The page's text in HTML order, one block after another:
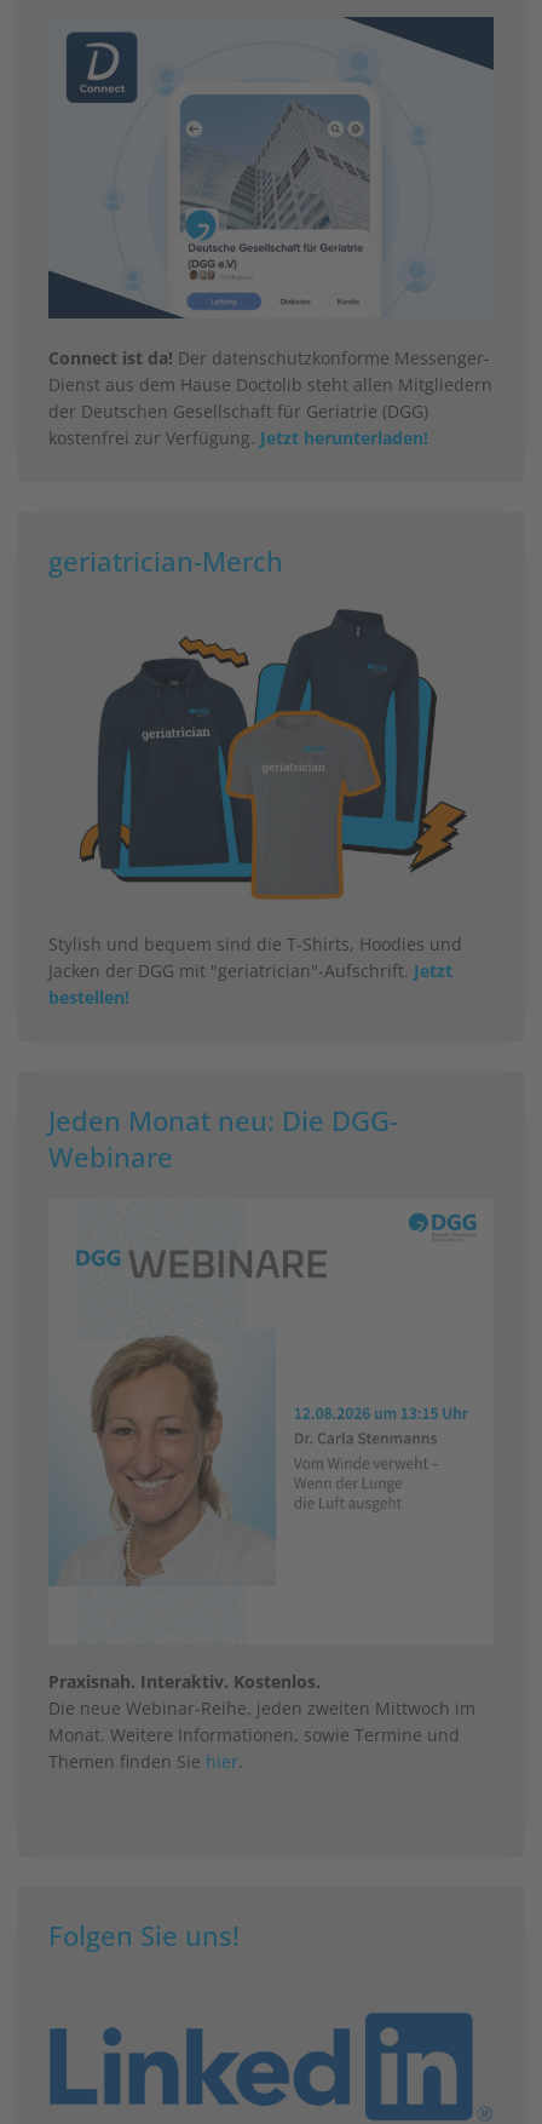
Connect ist da! Der datenschutzkonforme Messenger-
Dienst aus dem Hause Doctolib steht allen Mitgliedern
der Deutschen Gesellschaft für Geriatrie (DGG)
kostenfrei zur Verfügung. Jetzt herunterladen!
geriatrician-Merch
Stylish und bequem sind die T-Shirts, Hoodies und
Jacken der DGG mit "geriatrician"-Aufschrift. Jetzt
bestellen!
Jeden Monat neu: Die DGG-
Webinare
Praxisnah. Interaktiv. Kostenlos.
Die neue Webinar-Reihe, jeden zweiten Mittwoch im
Monat. Weitere Informationen, sowie Termine und
Themen finden Sie hier.
Folgen Sie uns!